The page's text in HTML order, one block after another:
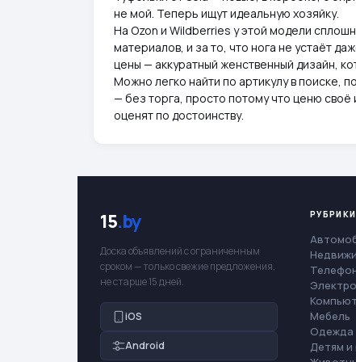
не мой. Теперь ищут идеальную хозяйку.
На Ozon и Wildberries у этой модели
материалов, и за то, что нога не устаёт
цены — аккуратный женственный дизайн,
Можно легко найти по артикулу в поиске,
— без торга, просто потому что ценю своё
оценят по достоинству.
15.by
Доска объявлений с ограниченным
сроком — только свежие предложения,
не старше 15 дней.
iOS
Android
РУБРИКИ
Мебель
Одежда
Детям